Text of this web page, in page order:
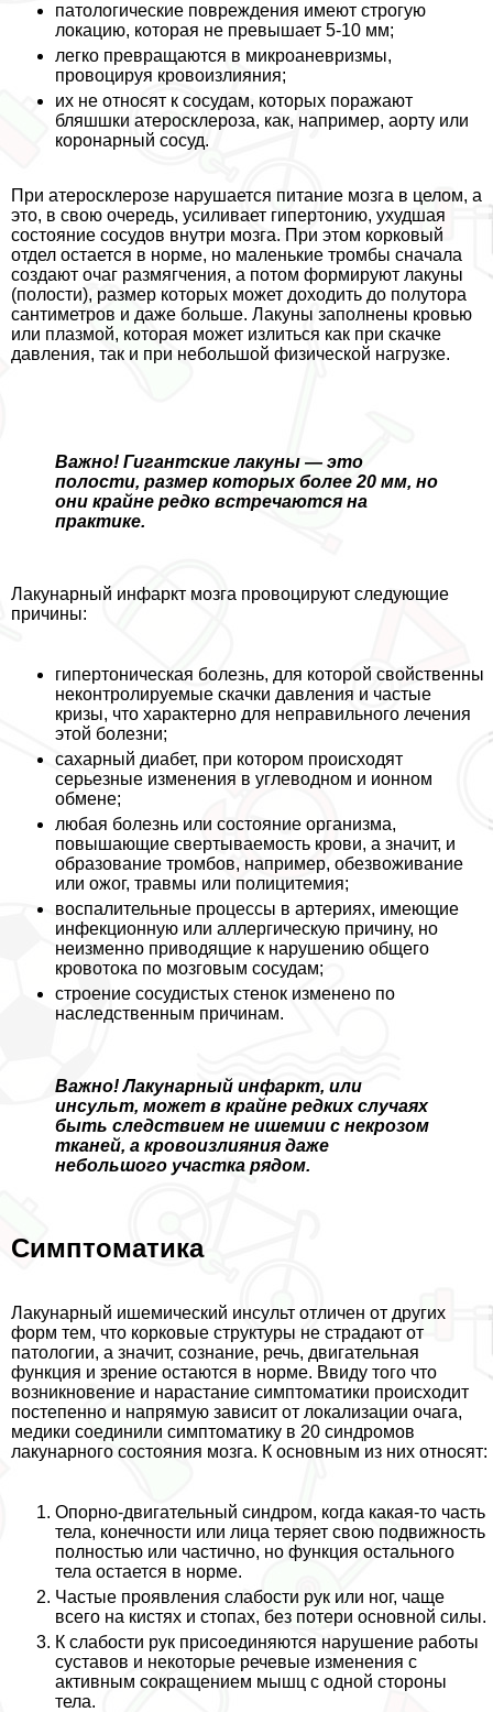
патологические повреждения имеют строгую
локацию, которая не превышает 5-10 мм;
легко превращаются в микроаневризмы,
провоцируя кровоизлияния;
их не относят к сосудам, которых поражают
бляшшки атеросклероза, как, например, аорту или
коронарный сосуд.
При атеросклерозе нарушается питание мозга в целом, а
это, в свою очередь, усиливает гипертонию, ухудшая
состояние сосудов внутри мозга. При этом корковый
отдел остается в норме, но маленькие тромбы сначала
создают очаг размягчения, а потом формируют лакуны
(полости), размер которых может доходить до полутора
сантиметров и даже больше. Лакуны заполнены кровью
или плазмой, которая может излиться как при скачке
давления, так и при небольшой физической нагрузке.
Важно! Гигантские лакуны — это
полости, размер которых более 20 мм, но
они крайне редко встречаются на
пpaктике.
Лакунарный инфаркт мозга провоцируют следующие
причины:
гипертоническая болезнь, для которой свойственны
неконтролируемые скачки давления и частые
кризы, что хаpaктерно для неправильного лечения
этой болезни;
сахарный диабет, при котором происходят
серьезные изменения в углеводном и ионном
обмене;
любая болезнь или состояние организма,
повышающие свертываемость крови, а значит, и
образование тромбов, например, обезвоживание
или ожог, травмы или полицитемия;
воспалительные процессы в артериях, имеющие
инфекционную или аллергическую причину, но
неизменно приводящие к нарушению общего
кровотока по мозговым сосудам;
строение сосудистых стенок изменено по
наследственным причинам.
Важно! Лакунарный инфаркт, или
инсульт, может в крайне редких случаях
быть следствием не ишемии с некрозом
тканей, а кровоизлияния даже
небольшого участка рядом.
Симптоматика
Лакунарный ишемический инсульт отличен от других
форм тем, что корковые структуры не страдают от
патологии, а значит, сознание, речь, двигательная
функция и зрение остаются в норме. Ввиду того что
возникновение и нарастание симптоматики происходит
постепенно и напрямую зависит от локализации очага,
медики соединили симптоматику в 20 синдромов
лакунарного состояния мозга. К основным из них относят:
Опopно-двигательный синдром, когда какая-то часть
тела, конечности или лица теряет свою подвижность
полностью или частично, но функция остального
тела остается в норме.
Частые проявления слабости рук или ног, чаще
всего на кистях и стопах, без потери основной силы.
К слабости рук присоединяются нарушение работы
суставов и некоторые речевые изменения с
активным сокращением мышц с одной стороны
тела.